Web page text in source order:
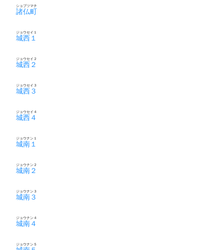
諸仏町
ショブツマチ
城西１
ジョウセイ１
城西２
ジョウセイ２
城西３
ジョウセイ３
城西４
ジョウセイ４
城南１
ジョウナン１
城南２
ジョウナン２
城南３
ジョウナン３
城南４
ジョウナン４
ジョウナン５